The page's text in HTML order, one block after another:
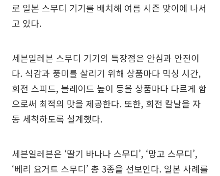
로 일본 스무디 기기를 배치해 여름 시즌 맞이에 나서
고 있다.
세븐일레븐 스무디 기기의 특장점은 안심과 안전이
다. 식감과 풍미를 살리기 위해 상품마다 믹싱 시간,
회전 스피드, 블레이드 높이 등을 상품마다 다르게 함
으로써 최적의 맛을 제공한다. 또한, 회전 칼날을 자
동 세척하도록 설계했다.
세븐일레븐은 ‘딸기 바나나 스무디’, ‘망고 스무디’,
‘베리 요거트 스무디’ 총 3종을 선보인다. 일본 사례를